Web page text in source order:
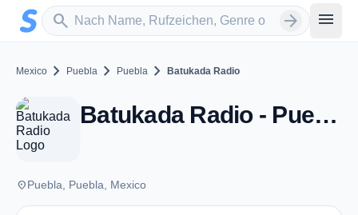
Zum Hauptinhalt springen
search
Sender suchen arrow_forward menu
Mexico chevron_right Puebla chevron_right Puebla chevron_right Batukada Radio
Batukada Radio - Puebla, PU
placePuebla, Puebla, Mexico